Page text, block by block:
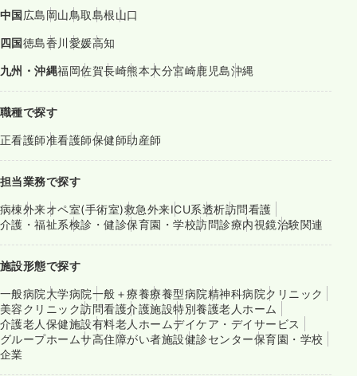
中国広島岡山鳥取島根山口
四国徳島香川愛媛高知
九州・沖縄福岡佐賀長崎熊本大分宮崎鹿児島沖縄
職種で探す
正看護師准看護師保健師助産師
担当業務で探す
病棟外来オペ室(手術室)救急外来ICU系透析訪問看護
介護・福祉系検診・健診保育園・学校訪問診療内視鏡治験関連
施設形態で探す
一般病院大学病院一般＋療養療養型病院精神科病院クリニック
美容クリニック訪問看護介護施設特別養護老人ホーム
介護老人保健施設有料老人ホームデイケア・デイサービス
グループホームサ高住障がい者施設健診センター保育園・学校
企業